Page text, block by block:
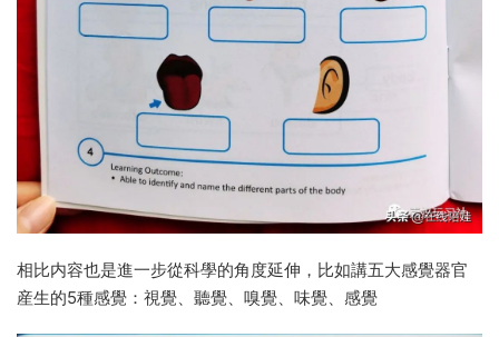
相比内容也是進一步從科學的角度延伸，比如講五大感覺器官
産生的5種感覺：視覺、聽覺、嗅覺、味覺、感覺